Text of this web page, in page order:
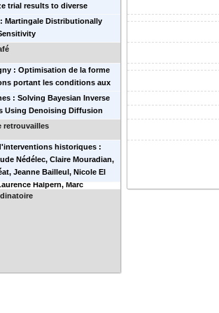
trial results to diverse
Martingale Distributionally
: Optimisation de la forme
portant les conditions aux
problème physique
: Solving Bayesian Inverse
Using Denoising Diffusion
retrouvailles
historiques :
Nédélec, Claire Mouradian,
Jeanne Bailleul, Nicole El
Halpern, Marc
Mohamed Jaoua, Jean-